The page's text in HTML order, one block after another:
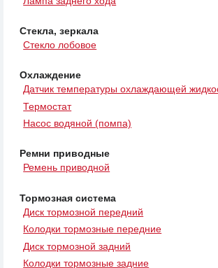
Стекла, зеркала
Стекло лобовое
Охлаждение
Датчик температуры охлаждающей
Термостат
Насос водяной (помпа)
Ремни приводные
Ремень приводной
Тормозная система
Диск тормозной передний
Колодки тормозные передние
Диск тормозной задний
Колодки тормозные задние